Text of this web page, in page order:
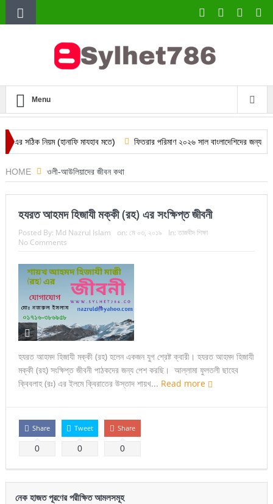
Menu
নিয়ম (হানাফি মাযহাব মতে) ফিতরার পরিমাণ ২০২৬ সাল বাংলাদেশিদের জন্য
HOME ওলী-আউলিয়াদের জীবন কথা
হযরত আহমদ হিজাযী মক্কী (রহ) এর সংক্ষিপ্ত জীবনী
Posted By: Md Nazrul Islam on: মে ০৩, ২০১৯ In: তাজবীদ শিক্ষা
No Comments
হযরত আহমদ হিজাযী মক্কী (রহ) হলেন একজন যুগ শ্রেষ্ট ক্বারী। হযরত আহমদ হিজাযী
মক্কী (রহ) সংক্ষিপ্ত জীবনী পাঠকদের জন্য পেশ করছি। আল্লামা ফুলতলী ছাহেব
ক্বিবলাহ (রঃ) এর ইলমে ক্বিরাতের উস্তাদ শায়খ... Read more
Share
0
Tweet
0
Share
0
নেক হাজত পূরণের পরীক্ষিত আমলসমূহ